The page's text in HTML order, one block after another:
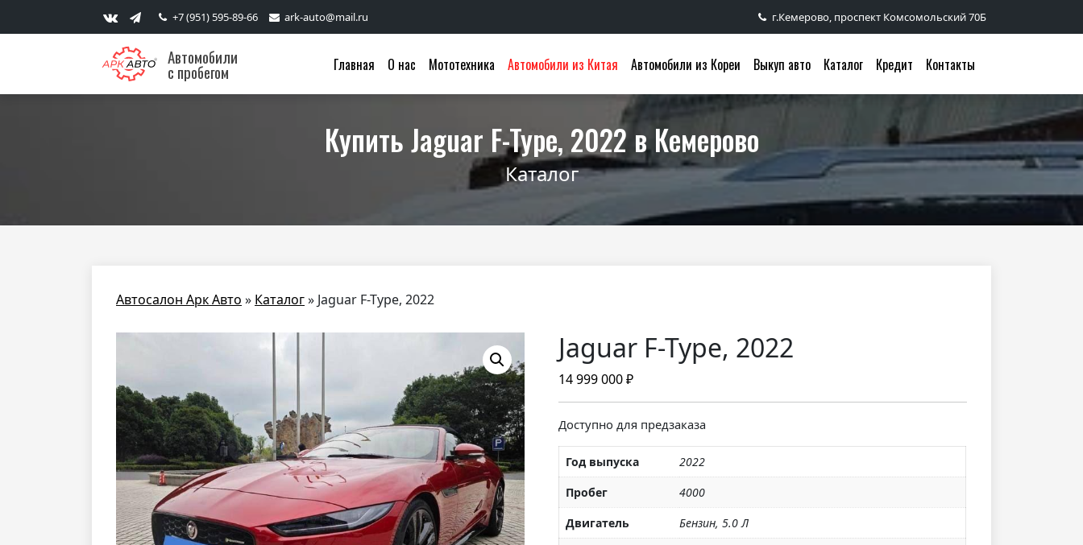
+7 (951) 595-89-66 ark-auto@mail.ru г.Кемерово, проспект Комсомольский 70Б
Автомобили
с пробегом Главная О нас Мототехника Автомобили из Китая Автомобили из Кореи Выкуп авто Каталог Кредит Контакты
Купить Jaguar F-Type, 2022 в Кемерово
Каталог
Автосалон Арк Авто » Каталог» Jaguar F-Type, 2022
Jaguar F-Type, 2022
14 999 000₽
Доступно для предзаказа
Год выпуска
2022
Пробег
4000
Двигатель
Бензин, 5.0 Л